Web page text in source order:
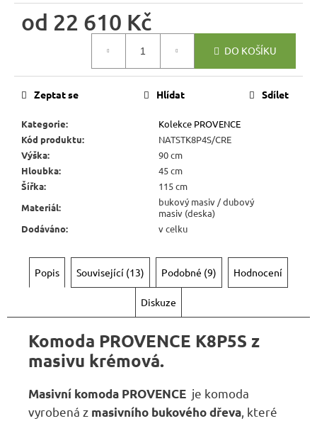
od 22 610 Kč
DO KOŠÍKU
Kategorie:
Kolekce PROVENCE
Kód produktu:
NATSTK8P4S/CRE
Výška:
90 cm
Hloubka:
45 cm
Šířka:
115 cm
Materiál:
bukový masiv / dubový
masiv (deska)
Dodáváno: v celku
Zeptat se Hlídat Sdílet
Popis Související (13) Podobné (9) Hodnocení
Diskuze
Komoda PROVENCE K8P5S z
masivu krémová.
Masivní komoda PROVENCE je komoda
vyrobená z masivního bukového dřeva, které
CM
1
260
Kč